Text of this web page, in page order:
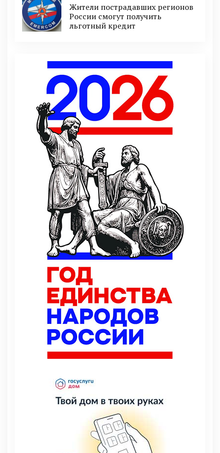
Жители пострадавших регионов
России смогут получить
льготный кредит